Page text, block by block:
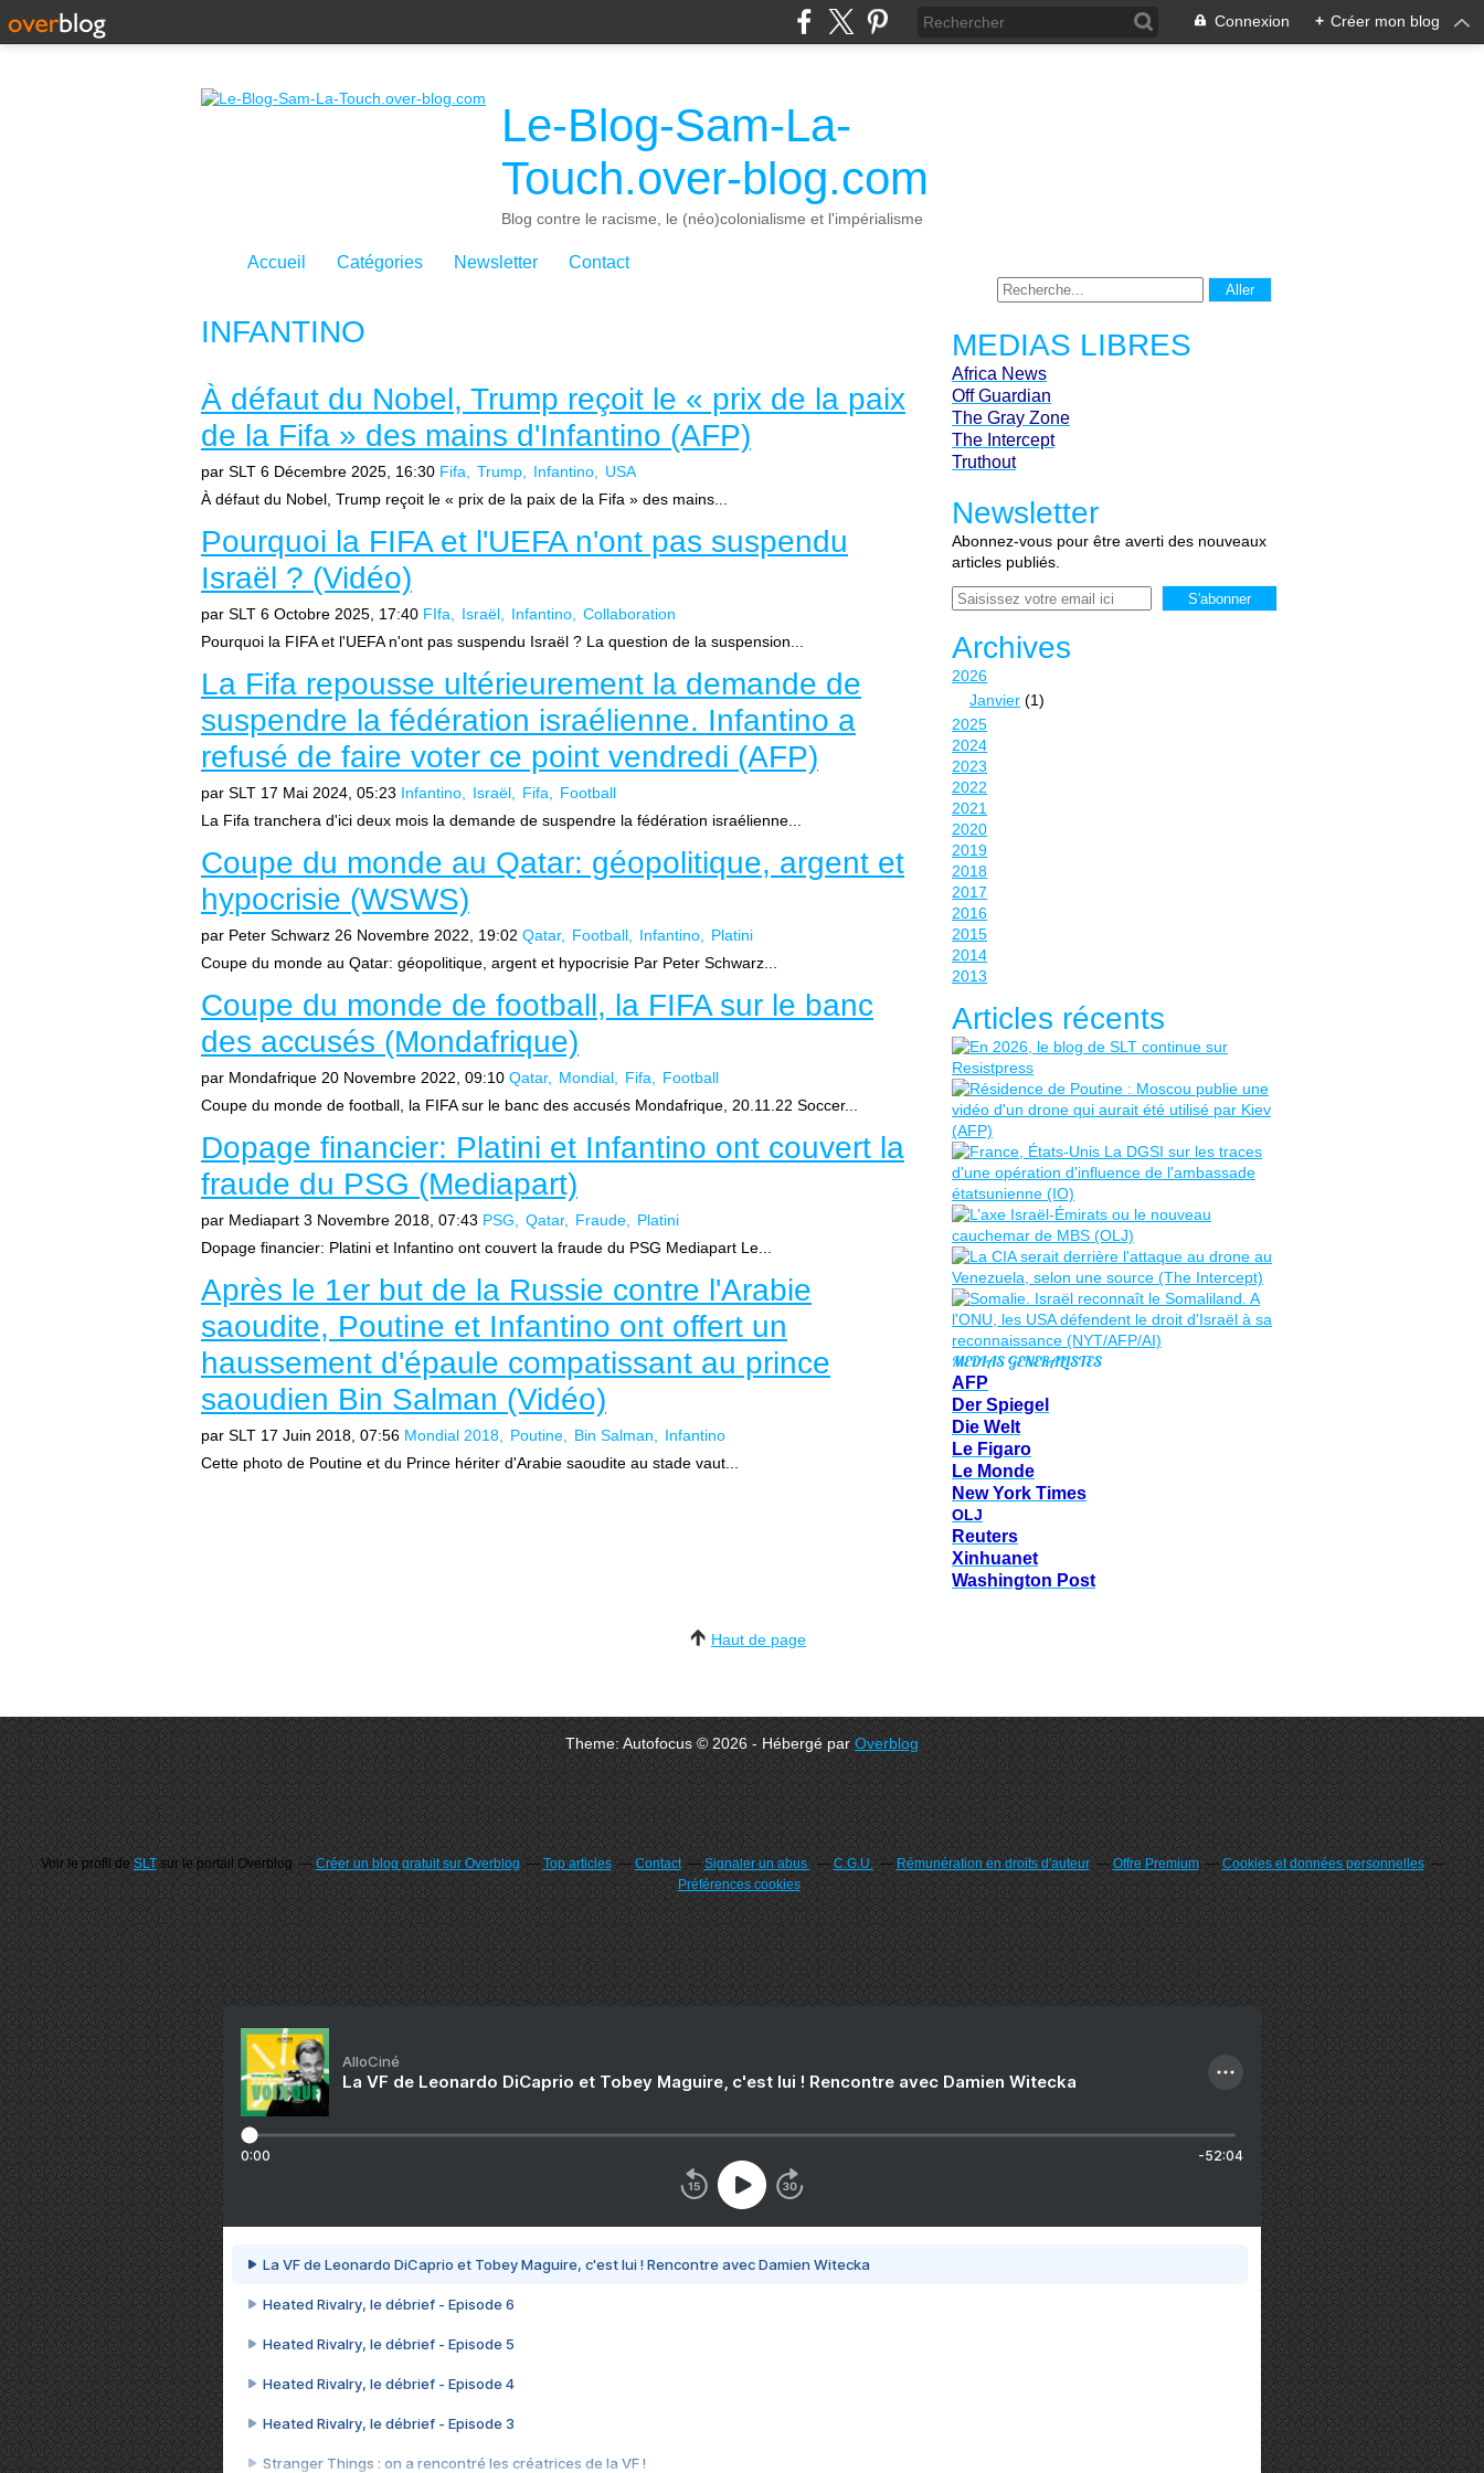
Connexion + Créer mon blog
Le-Blog-Sam-La-
Touch.over-blog.com
Blog contre le racisme, le (néo)colonialisme et l'impérialisme
Accueil Catégories Newsletter Contact
INFANTINO
À défaut du Nobel, Trump reçoit le « prix de la paix
de la Fifa » des mains d'Infantino (AFP)
par SLT 6 Décembre 2025, 16:30 Fifa Trump Infantino
USA
À défaut du Nobel, Trump reçoit le « prix de la paix de la Fifa » des mains...
Pourquoi la FIFA et l'UEFA n'ont pas suspendu
Israël ? (Vidéo)
par SLT 6 Octobre 2025, 17:40 FIfa Israël Infantino
Collaboration
Pourquoi la FIFA et l'UEFA n'ont pas suspendu Israël ? La question de la suspension...
La Fifa repousse ultérieurement la demande de
suspendre la fédération israélienne. Infantino a
refusé de faire voter ce point vendredi (AFP)
par SLT 17 Mai 2024, 05:23 Infantino Israël Fifa
Football
La Fifa tranchera d'ici deux mois la demande de suspendre la fédération israélienne...
Coupe du monde au Qatar: géopolitique, argent et
hypocrisie (WSWS)
par Peter Schwarz 26 Novembre 2022, 19:02 Qatar Football Infantino
Platini
Coupe du monde au Qatar: géopolitique, argent et hypocrisie Par Peter Schwarz...
Coupe du monde de football, la FIFA sur le banc
des accusés (Mondafrique)
par Mondafrique 20 Novembre 2022, 09:10 Qatar Mondial Fifa
Football
Coupe du monde de football, la FIFA sur le banc des accusés Mondafrique, 20.11.22 Soccer...
Dopage financier: Platini et Infantino ont couvert la
fraude du PSG (Mediapart)
par Mediapart 3 Novembre 2018, 07:43 PSG Qatar Fraude
Platini
Dopage financier: Platini et Infantino ont couvert la fraude du PSG Mediapart Le...
Après le 1er but de la Russie contre l'Arabie
saoudite, Poutine et Infantino ont offert un
haussement d'épaule compatissant au prince
saoudien Bin Salman (Vidéo)
par SLT 17 Juin 2018, 07:56 Mondial 2018 Poutine Bin Salman
Infantino
Cette photo de Poutine et du Prince hériter d'Arabie saoudite au stade vaut...
MEDIAS LIBRES
Africa News
Off Guardian
The Gray Zone
The Intercept
Truthout
Newsletter
Abonnez-vous pour être averti des nouveaux
articles publiés.
Email
Archives
2026
Janvier (1)
2025
2024
2023
2022
2021
2020
2019
2018
2017
2016
2015
2014
2013
Articles récents
MEDIAS GENERALISTES
AFP
Der Spiegel
Die Welt
Le Figaro
Le Monde
New York Times
OLJ
Reuters
Xinhuanet
Washington Post
Haut de page
Theme: Autofocus © 2026 - Hébergé parOverblog
Voir le profil deSLTsur le portail Overblog Créer un blog gratuit sur Overblog Top articles Contact Signaler un abus C.G.U. Rémunération en droits d'auteur Offre Premium
Cookies et données personnelles
Préférences cookies
AlloCiné
La VF de Leonardo DiCaprio et Tobey Maguire, c'est lui ! Rencontre avec Damien Witecka
0:00 -52:04
La VF de Leonardo DiCaprio et Tobey Maguire, c'est lui ! Rencontre avec Damien Witecka
Heated Rivalry, le débrief - Episode 6
Heated Rivalry, le débrief - Episode 5
Heated Rivalry, le débrief - Episode 4
Heated Rivalry, le débrief - Episode 3
Stranger Things : on a rencontré les créatrices de la VF !